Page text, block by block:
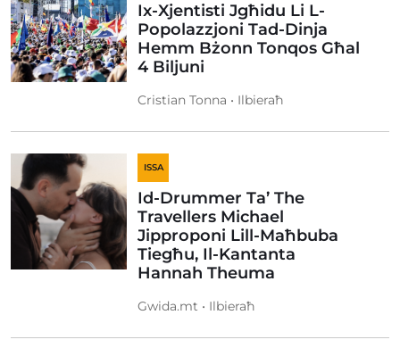
Ix-Xjentisti Jgħidu Li L-
Popolazzjoni Tad-Dinja
Hemm Bżonn Tonqos Għal
4 Biljuni
Cristian Tonna • Ilbieraħ
ISSA
Id-Drummer Ta’ The
Travellers Michael
Jipproponi Lill-Maħbuba
Tiegħu, Il-Kantanta
Hannah Theuma
Gwida.mt • Ilbieraħ